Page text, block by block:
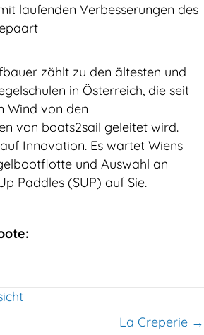
laufenden Verbesserungen des
zählt zu den ältesten und
in Österreich, die seit
Wind von den
von boats2sail geleitet wird.
Innovation. Es wartet Wiens
und Auswahl an
Paddles (SUP) auf Sie.
La Creperie →